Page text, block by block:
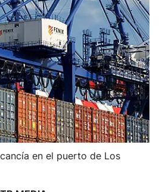
en el puerto de Los